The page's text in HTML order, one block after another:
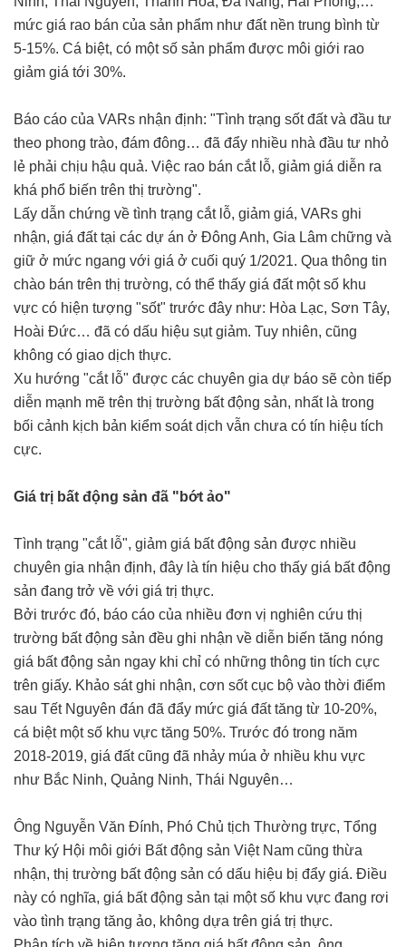
mức giá rao bán của sản phẩm như đất nền trung bình từ
5-15%. Cá biệt, có một số sản phẩm được môi giới rao
giảm giá tới 30%.
Báo cáo của VARs nhận định: "Tình trạng sốt đất và đầu tư
theo phong trào, đám đông… đã đẩy nhiều nhà đầu tư nhỏ
lẻ phải chịu hậu quả. Việc rao bán cắt lỗ, giảm giá diễn ra
khá phổ biến trên thị trường".
Lấy dẫn chứng về tình trạng cắt lỗ, giảm giá, VARs ghi
nhận, giá đất tại các dự án ở Đông Anh, Gia Lâm chững và
giữ ở mức ngang với giá ở cuối quý 1/2021. Qua thông tin
chào bán trên thị trường, có thể thấy giá đất một số khu
vực có hiện tượng "sốt" trước đây như: Hòa Lạc, Sơn Tây,
Hoài Đức… đã có dấu hiệu sụt giảm. Tuy nhiên, cũng
không có giao dịch thực.
Xu hướng "cắt lỗ" được các chuyên gia dự báo sẽ còn tiếp
diễn mạnh mẽ trên thị trường bất động sản, nhất là trong
bối cảnh kịch bản kiểm soát dịch vẫn chưa có tín hiệu tích
cực.
Giá trị bất động sản đã "bớt ảo"
Tình trạng "cắt lỗ", giảm giá bất động sản được nhiều
chuyên gia nhận định, đây là tín hiệu cho thấy giá bất động
sản đang trở về với giá trị thực.
Bởi trước đó, báo cáo của nhiều đơn vị nghiên cứu thị
trường bất động sản đều ghi nhận về diễn biến tăng nóng
giá bất động sản ngay khi chỉ có những thông tin tích cực
trên giấy. Khảo sát ghi nhận, cơn sốt cục bộ vào thời điểm
sau Tết Nguyên đán đã đẩy mức giá đất tăng từ 10-20%,
cá biệt một số khu vực tăng 50%. Trước đó trong năm
2018-2019, giá đất cũng đã nhảy múa ở nhiều khu vực
như Bắc Ninh, Quảng Ninh, Thái Nguyên…
Ông Nguyễn Văn Đính, Phó Chủ tịch Thường trực, Tổng
Thư ký Hội môi giới Bất động sản Việt Nam cũng thừa
nhận, thị trường bất động sản có dấu hiệu bị đẩy giá. Điều
này có nghĩa, giá bất động sản tại một số khu vực đang rơi
vào tình trạng tăng ảo, không dựa trên giá trị thực.